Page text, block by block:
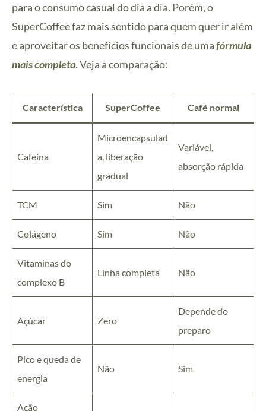
para o consumo casual do dia a dia. Porém, o
SuperCoffee faz mais sentido para quem quer ir além
e aproveitar os benefícios funcionais de umafórmula
mais completa. Veja a comparação:
Característica SuperCoffee Café normal
Cafeína
Microencapsulad
a, liberação
gradual
Variável,
absorção rápida
TCM Sim Não
Colágeno Sim Não
Vitaminas do
complexo B
Linha completa Não
Açúcar Zero
Depende do
preparo
Pico e queda de
energia
Não Sim
Ação